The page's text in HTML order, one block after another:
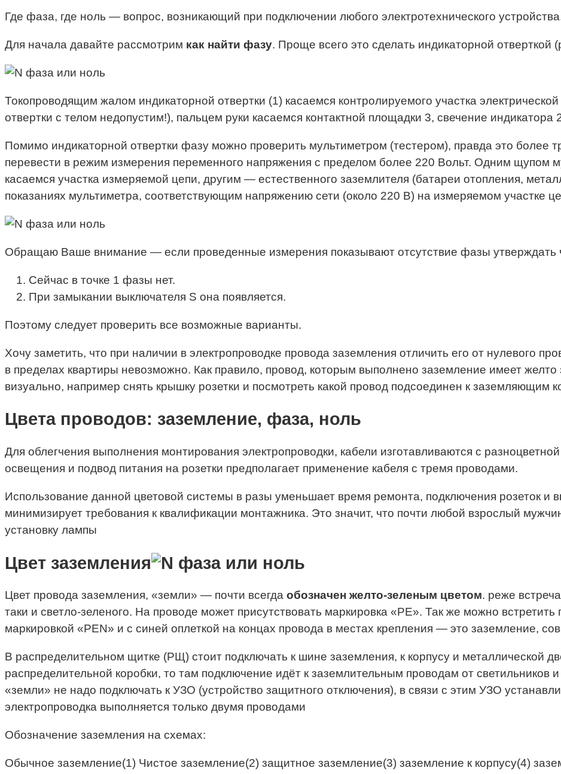
Где фаза, где ноль — вопрос, возникающий при подключении любого электротехнического
Для начала давайте рассмотрим как найти фазу. Проще всего это сделать индикаторной отверткой
Токопроводящим жалом индикаторной отвертки (1) касаемся контролируемого участка
отвертки с телом недопустим!), пальцем руки касаемся контактной площадки 3, свечение
Помимо индикаторной отвертки фазу можно проверить мультиметром (тестером), правда это более
перевести в режим измерения переменного напряжения с пределом более 220 Вольт. Одним щупом
касаемся участка измеряемой цепи, другим — естественного заземлителя (батареи отопления,
показаниях мультиметра, соответствующим напряжению сети (около 220 В) на измеряемом участке
Обращаю Ваше внимание — если проведенные измерения показывают отсутствие фазы утверждать
Сейчас в точке 1 фазы нет.
При замыкании выключателя S она появляется.
Поэтому следует проверить все возможные варианты.
Хочу заметить, что при наличии в электропроводке провода заземления отличить его от нулевого
в пределах квартиры невозможно. Как правило, провод, которым выполнено заземление имеет
визуально, например снять крышку розетки и посмотреть какой провод подсоединен к заземляющим
Цвета проводов: заземление, фаза, ноль
Для облегчения выполнения монтирования электропроводки, кабели изготавливаются с
освещения и подвод питания на розетки предполагает применение кабеля с тремя проводами.
Использование данной цветовой системы в разы уменьшает время ремонта, подключения розеток и
минимизирует требования к квалификации монтажника. Это значит, что почти любой взрослый
установку лампы
Цвет заземления
Цвет провода заземления, «земли» — почти всегда обозначен желто-зеленым цветом. реже
таки и светло-зеленого. На проводе может присутствовать маркировка «РЕ». Так же можно встретить
маркировкой «PEN» и с синей оплеткой на концах провода в местах крепления — это заземление,
В распределительном щитке (РЩ) стоит подключать к шине заземления, к корпусу и металлической
распределительной коробки, то там подключение идёт к заземлительным проводам от светильников
«земли» не надо подключать к УЗО (устройство защитного отключения), в связи с этим УЗО
электропроводка выполняется только двумя проводами
Обозначение заземления на схемах:
Обычное заземление(1) Чистое заземление(2) защитное заземление(3) заземление к корпусу(4)